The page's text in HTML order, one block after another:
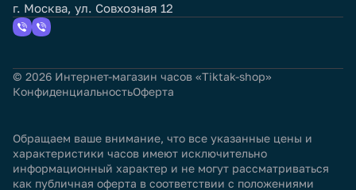
г. Москва, ул. Совхозная 12
© 2026 Интернет-магазин часов «Tiktak-shop»
КонфиденциальностьОферта
Обращаем ваше внимание, что все указанные цены и
характеристики часов имеют исключительно
информационный характер и не могут рассматриваться
как публичная оферта в соответствии с положениями